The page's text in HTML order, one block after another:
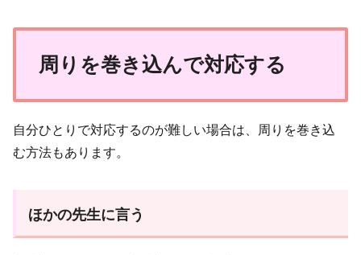
周りを巻き込んで対応する
自分ひとりで対応するのが難しい場合は、周りを巻き込
む方法もあります。
ほかの先生に言う